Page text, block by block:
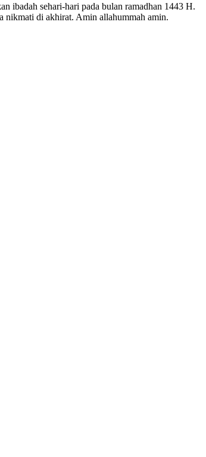
ibadah sehari-hari pada bulan ramadhan 1443 H.
nikmati di akhirat. Amin allahummah amin.